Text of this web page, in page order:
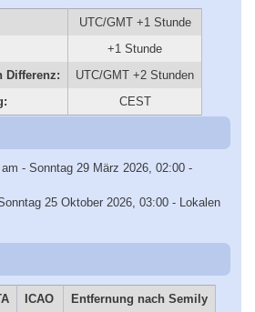
UTC/GMT +1 Stunde
+1 Stunde
Differenz:
UTC/GMT +2 Stunden
CEST
- Sonntag 29 März 2026, 02:00 -
25 Oktober 2026, 03:00 - Lokalen
ICAO
Entfernung nach Semily